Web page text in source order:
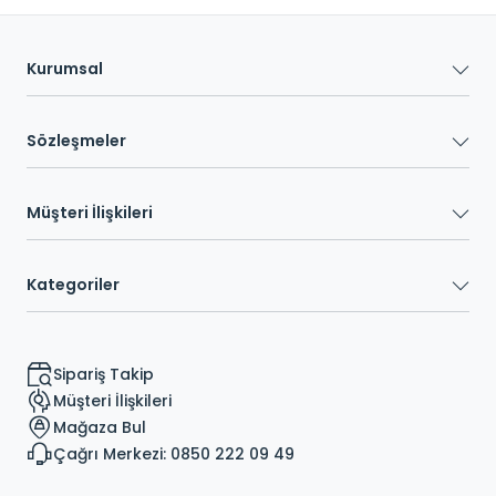
Kurumsal
Sözleşmeler
Müşteri İlişkileri
Kategoriler
Sipariş Takip
Müşteri İlişkileri
Mağaza Bul
Çağrı Merkezi: 0850 222 09 49